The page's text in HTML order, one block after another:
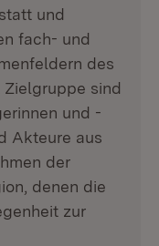
und
fach- und
des
sind
und -
Akteure aus
der
denen die
zur